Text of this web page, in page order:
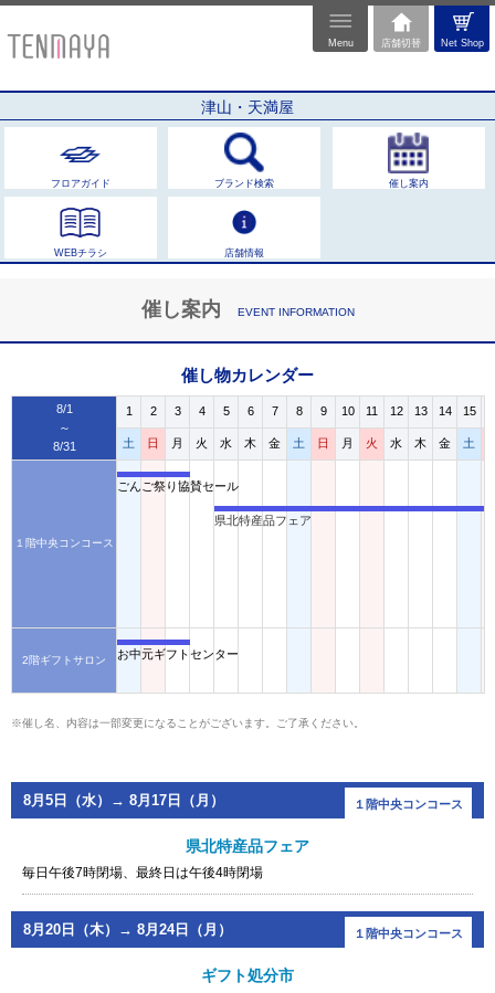
Net Shop
店舗切替
Menu
津山・天満屋
フロアガイド ブランド検索 催し案内
WEBチラシ 店舗情報
催し案内 EVENT INFORMATION
催し物カレンダー
8/1
～
8/31
1 2 3 4 5 6 7 8 9 10 11 12 13 14 15
土 日 月 火 水 木 金 土 日 月 火 水 木 金 土
１階中央コンコース
ごんご祭り協賛セール
県北特産品フェア
2階ギフトサロン お中元ギフトセンター
※催し名、内容は一部変更になることがございます。ご了承ください。
8月5日（水）→ 8月17日（月） １階中央コンコース
県北特産品フェア
毎日午後7時閉場、最終日は午後4時閉場
8月20日（木）→ 8月24日（月） １階中央コンコース
ギフト処分市